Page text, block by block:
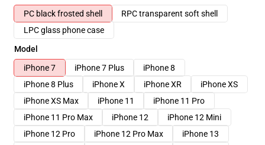
PC black frosted shell
RPC transparent soft shell
LPC glass phone case
Model
iPhone 7
iPhone 7 Plus
iPhone 8
iPhone 8 Plus
iPhone X iPhone XR
iPhone XS
iPhone XS Max
iPhone 11
iPhone 11 Pro
iPhone 11 Pro Max
iPhone 12
iPhone 12 Mini
iPhone 12 Pro
iPhone 12 Pro Max
iPhone 13